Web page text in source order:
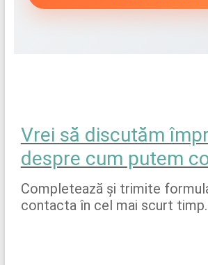
Vrei să discutăm
despre cum putem
Completează și trimite
contacta în cel mai scurt timp.